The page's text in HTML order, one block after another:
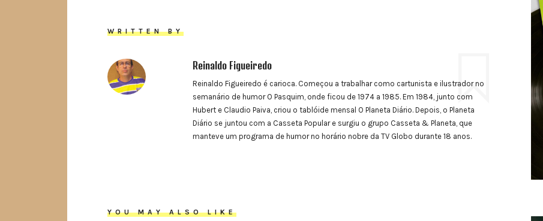
WRITTEN BY
Reinaldo Figueiredo
Reinaldo Figueiredo é carioca. Começou a trabalhar como cartunista e ilustrador no
semanário de humor O Pasquim, onde ficou de 1974 a 1985. Em 1984, junto com
Hubert e Claudio Paiva, criou o tablóide mensal O Planeta Diário. Depois, o Planeta
Diário se juntou com a Casseta Popular e surgiu o grupo Casseta & Planeta, que
manteve um programa de humor no horário nobre da TV Globo durante 18 anos.
YOU MAY ALSO LIKE